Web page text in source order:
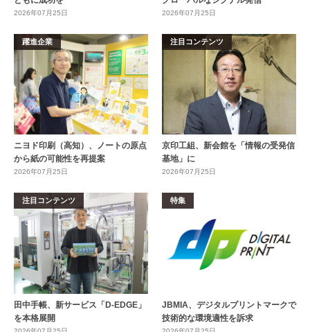
2026年07月25日 2026年07月25日
躍進企業
ニヨド印刷（高知）、ノートの原点
から紙の可能性を再提案
2026年07月25日
注目コンテンツ
京印工組、新会館を「情報の受発信
基地」に
2026年07月25日
注目コンテンツ
田中手帳、新サービス「D-EDGE」
を本格展開
特集
JBMIA、デジタルプリントマークで
技術的な環境適性を訴求